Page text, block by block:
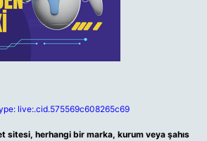
live:.cid.575569c608265c69
sitesi, herhangi bir marka, kurum veya şahıs